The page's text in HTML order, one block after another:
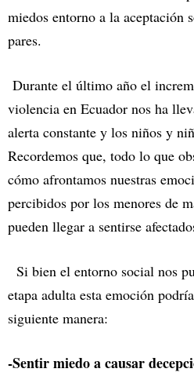
miedos entorno a la aceptación
pares.
Durante el último año el
violencia en Ecuador nos ha
alerta constante y los niños y
Recordemos que, todo lo que
cómo afrontamos nuestras
percibidos por los menores de
pueden llegar a sentirse
Si bien el entorno social nos
etapa adulta esta emoción
siguiente manera:
-Sentir miedo a causar